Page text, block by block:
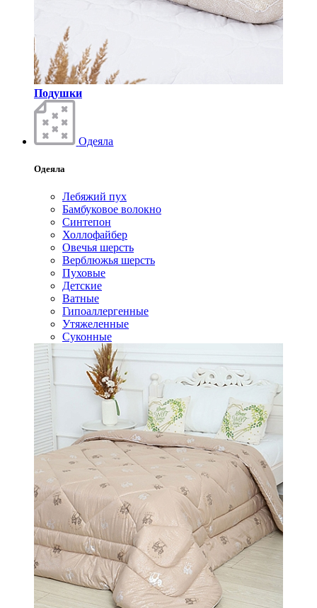
Подушки
Одеяла
Одеяла
Лебяжий пух
Бамбуковое волокно
Синтепон
Холлофайбер
Овечья шерсть
Верблюжья шерсть
Пуховые
Детские
Ватные
Гипоаллергенные
Утяжеленные
Суконные